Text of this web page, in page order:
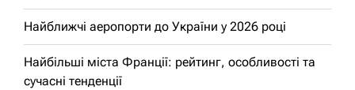
Найближчі аеропорти до України у 2026 році
Найбільші міста Франції: рейтинг, особливості та
сучасні тенденції